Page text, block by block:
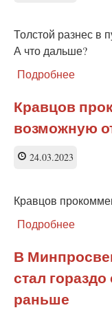
Толстой разнес в
А что дальше?
Подробнее
разнес
в
пух
ЕГЭ.
Кравцов
возможную
24.03.2023
Кравцов
Подробнее
отмену
В
стал
раньше